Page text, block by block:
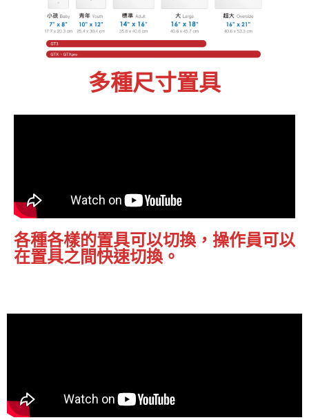
多種尺寸置具
各種各樣的置具可以切換，操作員可以
在置具之間快速切換。